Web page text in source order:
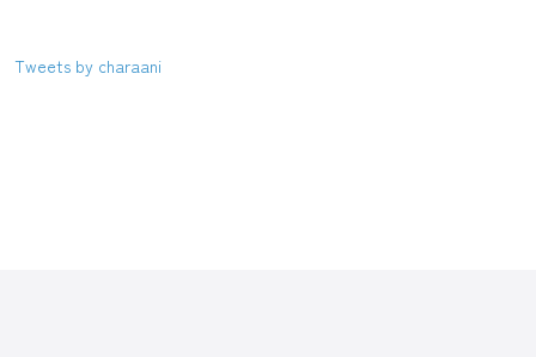
Tweets by charaani